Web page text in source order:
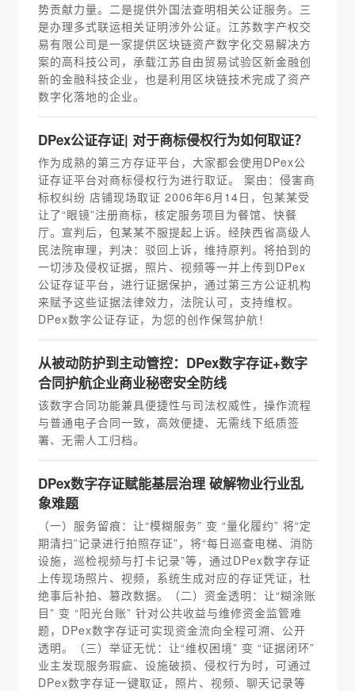
势贡献力量。二是提供外国法查明相关公证服务。三
是办理多式联运相关证明涉外公证。江苏数字产权交
易有限公司是一家提供区块链资产数字化交易解决方
案的高科技公司，承载江苏自由贸易试验区新金融创
新的金融科技企业，也是利用区块链技术完成了资产
数字化落地的企业。
DPex公证存证| 对于商标侵权行为如何取证？
作为成熟的第三方存证平台，大家都会使用DPex公
证存证平台对商标侵权行为进行取证。 案由：侵害商
标权纠纷 店铺现场取证 2006年6月14日，包某某受
让了“眼镜”注册商标，核定服务项目为餐馆、快餐
厅。宣判后，包某某不服提起上诉。经陕西省高级人
民法院审理，判决：驳回上诉，维持原判。将拍到的
一切涉及侵权证据，照片、视频等一并上传到DPex
公证存证平台，进行证据保护，通过第三方公证机构
来赋予这些证据法律效力，法院认可，支持维权。
DPex数字公证存证，为您的创作保驾护航！
从被动防护到主动管控：DPex数字存证+数字
合同护航企业商业秘密安全防线
该数字合同功能兼具便捷性与司法权威性，操作流程
与普通电子合同一致，高效便捷、无需线下纸质签
署、无需人工归档。
DPex数字存证赋能基层治理 破解物业行业乱
象难题
（一）服务留痕：让“模糊服务” 变 “量化履约” 将“定
期清扫”记录进行拍照存证”，将“每日巡查电梯、消防
设施，巡检视频与打卡记录”等，通过DPex数字存证
上传现场照片、视频，系统生成对应的存证凭证，杜
绝事后补拍、篡改数据。（二）资金透明：让“糊涂账
目” 变 “阳光台账” 针对公共收益与维修资金监管难
题，DPex数字存证可实现资金流向全程可溯、公开
透明。（三）举证无忧：让“维权困境” 变 “证据闭环”
业主发现服务瑕疵、设施破损、侵权行为时，可通过
DPex数字存证一键取证，照片、视频、聊天记录等